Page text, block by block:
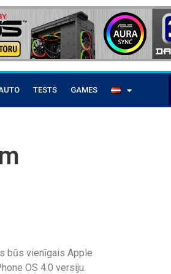
TESTS GAMES
būs vienīgais Apple
OS 4.0 versiju.